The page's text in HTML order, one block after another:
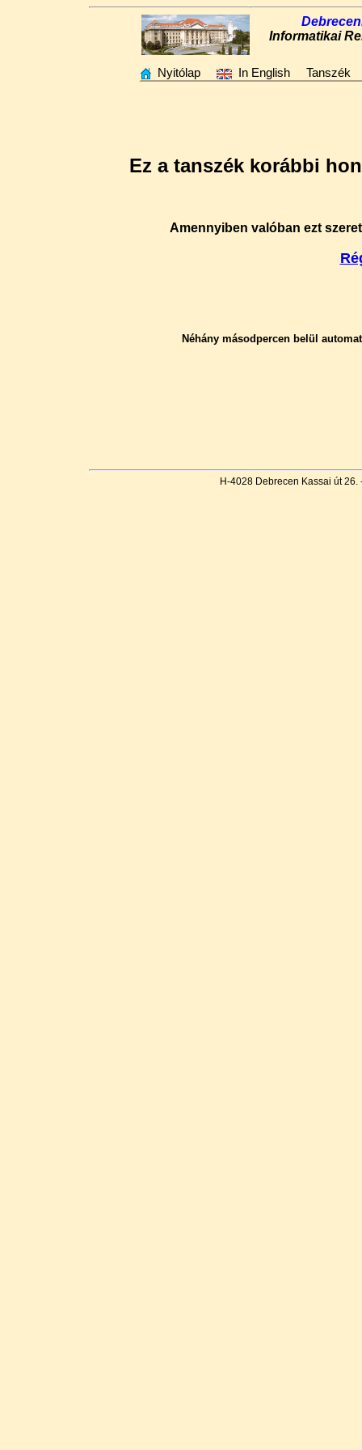
Informatikai
Ez a tanszék korábbi
Amennyiben valóban ezt
Néhány másodpercen belül
H-4028 Debrecen Kassai út
Nyitólap In English Tanszék